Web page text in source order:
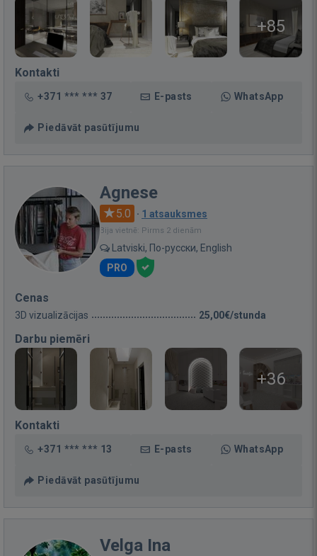
+85
Kontakti
+371 *** *** 37 E-pasts WhatsApp
Piedāvāt pasūtījumu
Agnese
5.0 · 1 atsauksmes
Bija vietnē: Pirms 2 dienām
Latviski, По-русски, English
PRO
Cenas
3D vizualizācijas 25,00€/stunda
Darbu piemēri
+36
Kontakti
+371 *** *** 13 E-pasts WhatsApp
Piedāvāt pasūtījumu
Velga Ina